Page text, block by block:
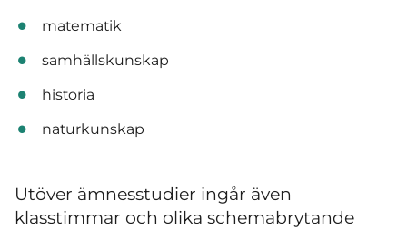
matematik
samhällskunskap
historia
naturkunskap
Utöver ämnesstudier ingår även
klasstimmar och olika schemabrytande